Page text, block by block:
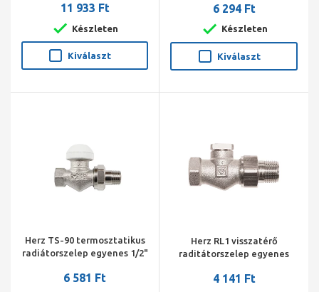
(radiátorszelep, visszatérő
szelep, termosztát fej)
11 933 Ft
Készleten
Kiválaszt
6 294 Ft
Készleten
Kiválaszt
Herz TS-90 termosztatikus
radiátorszelep egyenes 1/2"
6 581 Ft
Herz RL1 visszatérő
raditátorszelep egyenes
4 141 Ft